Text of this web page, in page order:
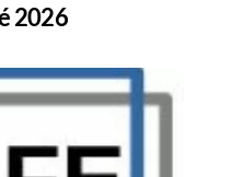
2026